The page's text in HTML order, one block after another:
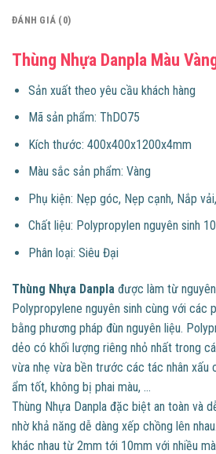
ĐÁNH GIÁ (0)
Thùng Nhựa Danpla Màu
​Sản xuất theo yêu cầu khách hàng
Mã sản phẩm: ThDO75
Kích thước: 400x400x1200x4mm
Màu sắc sản phẩm: Vàng
Phụ kiện: Nẹp góc, Nẹp cạnh, Nắp
Chất liệu: Polypropylen nguyên sinh
Phân loại: Siêu Đại
Thùng Nhựa Danpla được làm từ
Polypropylene nguyên sinh cùng với các
bằng phương pháp đùn nguyên liệu.
dẻo có khối lượng riêng nhỏ nhất trong
vừa nhẹ vừa bền trước các tác nhân xấu
ẩm tốt, không bị phai màu, …
Thùng Nhựa Danpla đặc biệt an toàn và
nhờ khả năng dễ dàng xếp chồng lên
khác nhau từ 2mm tới 10mm với nhiều